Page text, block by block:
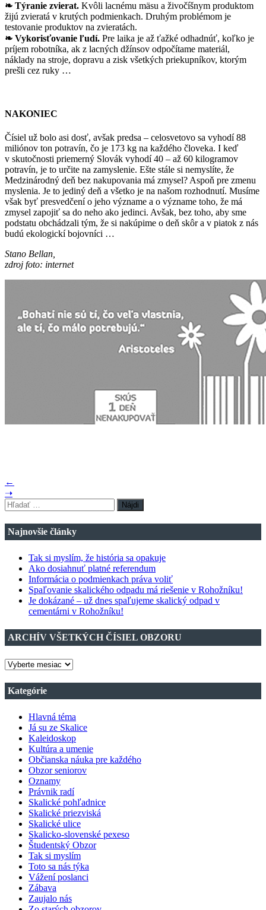
❧ Týranie zvierat. Kvôli lacnému mäsu a živočíšnym produktom
žijú zvieratá v krutých podmienkach. Druhým problémom je
testovanie produktov na zvieratách.
❧ Vykorisťovanie ľudí. Pre laika je až ťažké odhadnúť, koľko je
príjem robotníka, ak z lacných džínsov odpočítame materiál,
náklady na stroje, dopravu a zisk všetkých priekupníkov, ktorým
prešli cez ruky …
NAKONIEC
Čísiel už bolo asi dosť, avšak predsa – celosvetovo sa vyhodí 88
miliónov ton potravín, čo je 173 kg na každého človeka. I keď
v skutočnosti priemerný Slovák vyhodí 40 – až 60 kilogramov
potravín, je to určite na zamyslenie. Ešte stále si nemyslíte, že
Medzinárodný deň bez nakupovania má zmysel? Aspoň pre zmenu
myslenia. Je to jediný deň a všetko je na našom rozhodnutí. Musíme
však byť presvedčení o jeho význame a o význame toho, že má
zmysel zapojiť sa do neho ako jedinci. Avšak, bez toho, aby sme
podstatu obchádzali tým, že si nakúpime o deň skôr a v piatok z nás
budú ekologickí bojovníci …
Stano Bellan,
zdroj foto: internet
←
➝
Hľadať:
Najnovšie články
Tak si myslím, že história sa opakuje
Ako dosiahnuť platné referendum
Informácia o podmienkach práva voliť
Spaľovanie skalického odpadu má riešenie v Rohožníku!
Je dokázané – už dnes spaľujeme skalický odpad v
cementárni v Rohožníku!
ARCHÍV VŠETKÝCH ČÍSIEL OBZORU
ARCHÍV
ČÍSIEL
OBZORU
Kategórie
Hlavná téma
Já su ze Skalice
Kaleidoskop
Kultúra a umenie
Občianska náuka pre každého
Obzor seniorov
Oznamy
Právnik radí
Skalické pohľadnice
Skalické priezviská
Skalické ulice
Skalicko-slovenské pexeso
Študentský Obzor
Tak si myslím
Toto sa nás týka
Vážení poslanci
Zábava
Zaujalo nás